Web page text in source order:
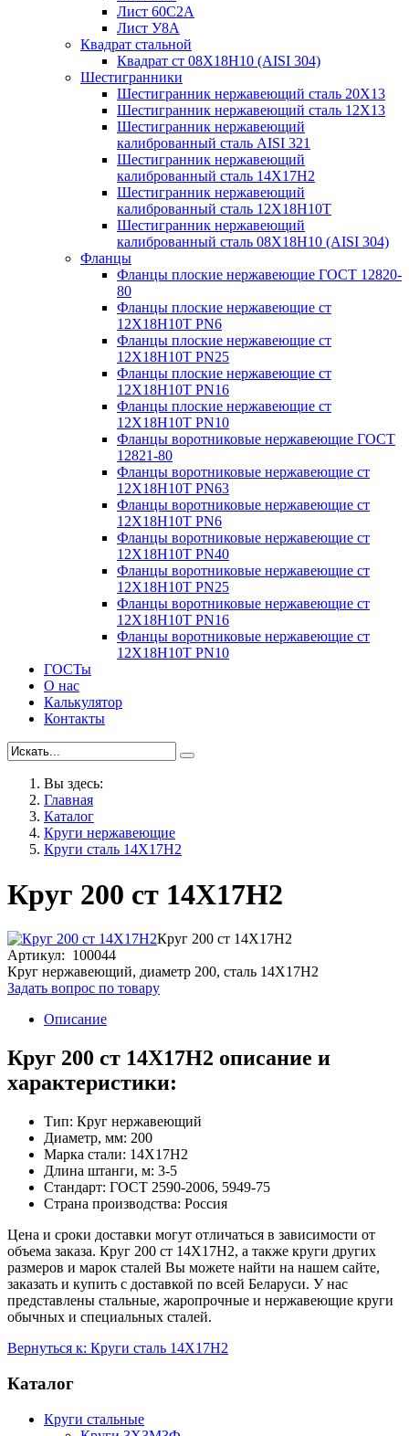
Лист 60С2А
Лист У8А
Квадрат стальной
Квадрат ст 08Х18Н10 (AISI 304)
Шестигранники
Шестигранник нержавеющий сталь 20Х13
Шестигранник нержавеющий сталь 12Х13
Шестигранник нержавеющий
калиброванный сталь AISI 321
Шестигранник нержавеющий
калиброванный сталь 14Х17Н2
Шестигранник нержавеющий
калиброванный сталь 12Х18Н10Т
Шестигранник нержавеющий
калиброванный сталь 08Х18Н10 (AISI 304)
Фланцы
Фланцы плоские нержавеющие ГОСТ 12820-
80
Фланцы плоские нержавеющие ст
12Х18Н10Т PN6
Фланцы плоские нержавеющие ст
12Х18Н10Т PN25
Фланцы плоские нержавеющие ст
12Х18Н10Т PN16
Фланцы плоские нержавеющие ст
12Х18Н10Т PN10
Фланцы воротниковые нержавеющие ГОСТ
12821-80
Фланцы воротниковые нержавеющие ст
12Х18Н10Т PN63
Фланцы воротниковые нержавеющие ст
12Х18Н10Т PN6
Фланцы воротниковые нержавеющие ст
12Х18Н10Т PN40
Фланцы воротниковые нержавеющие ст
12Х18Н10Т PN25
Фланцы воротниковые нержавеющие ст
12Х18Н10Т PN16
Фланцы воротниковые нержавеющие ст
12Х18Н10Т PN10
ГОСТы
О нас
Калькулятор
Контакты
Вы здесь:
Главная
Каталог
Круги нержавеющие
Круги сталь 14Х17Н2
Круг 200 ст 14Х17Н2
Круг 200 ст 14Х17Н2
Артикул: 100044
Круг нержавеющий, диаметр 200, сталь 14Х17Н2
Задать вопрос по товару
Описание
Круг 200 ст 14Х17Н2 описание и
характеристики:
Тип: Круг нержавеющий
Диаметр, мм: 200
Марка стали: 14Х17Н2
Длина штанги, м: 3-5
Стандарт: ГОСТ 2590-2006, 5949-75
Страна производства: Россия
Цена и сроки доставки могут отличаться в зависимости от
объема заказа. Круг 200 ст 14Х17Н2, а также круги других
размеров и марок сталей Вы можете найти на нашем сайте,
заказать и купить с доставкой по всей Беларуси. У нас
представлены стальные, жаропрочные и нержавеющие круги
обычных и специальных сталей.
Вернуться к: Круги сталь 14Х17Н2
Каталог
Круги стальные